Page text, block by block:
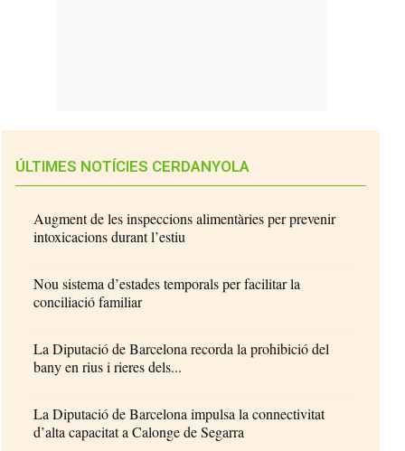
ÚLTIMES NOTÍCIES CERDANYOLA
Augment de les inspeccions alimentàries per prevenir
intoxicacions durant l’estiu
Nou sistema d’estades temporals per facilitar la
conciliació familiar
La Diputació de Barcelona recorda la prohibició del
bany en rius i rieres dels...
La Diputació de Barcelona impulsa la connectivitat
d’alta capacitat a Calonge de Segarra